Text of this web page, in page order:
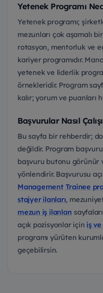
Yetenek Programı
Yetenek programı;
mezunları çok aşamalı
rotasyon, mentorluk ve
kariyer programıdır.
yetenek ve liderlik
örnekleridir. Program
kalır; yorum ve puanları
Başvurular Nasıl
Bu sayfa bir rehberdir;
değildir. Program
başvuru butonu görünür
yönlendirir. Başvurusu
Management Trainee
stajyer ilanları,
mezun iş ilanları
açık pozisyonlar için iş
programı yürüten
geçebilirsin.